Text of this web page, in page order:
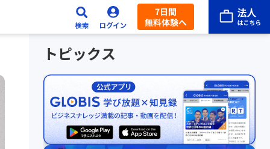
7日間
無料体験へ
トピックス